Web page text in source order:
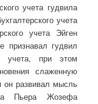
учета гудвила
учета
учета Эйген
гудвил
учета, при этом
слаженную
он развивал мысль
Пьера Жозефа